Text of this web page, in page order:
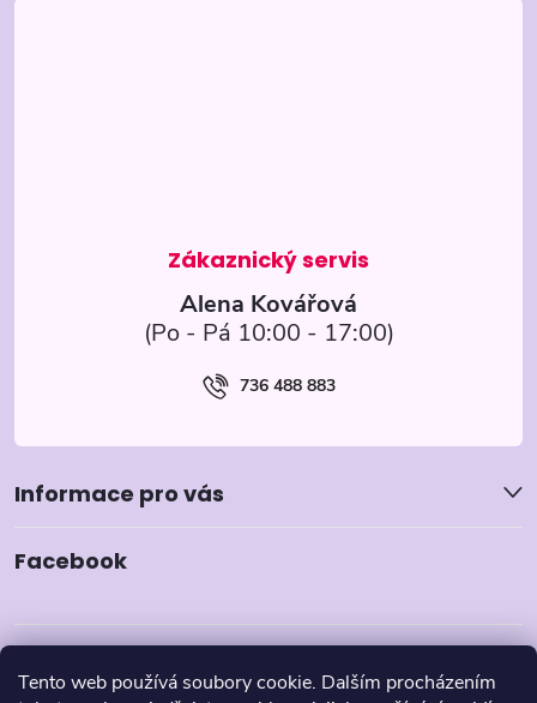
Tento web používá soubory cookie. Dalším procházením
Alena Kovářová
736 488 883
Informace pro vás
Facebook